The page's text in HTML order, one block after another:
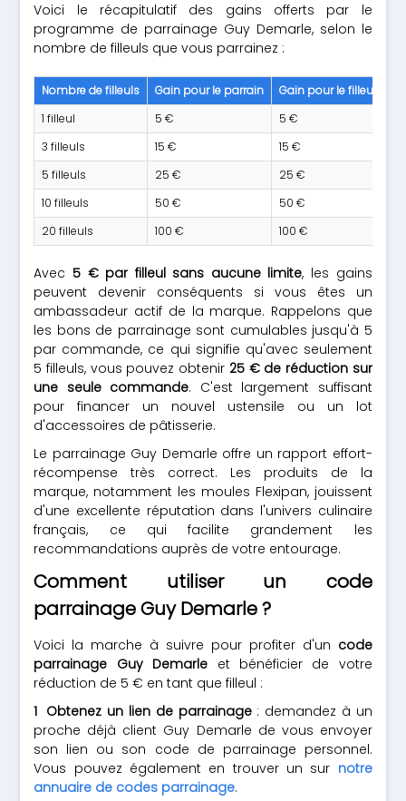
Voici le récapitulatif des gains offerts par le
programme de parrainage Guy Demarle, selon le
nombre de filleuls que vous parrainez :
Nombre de filleuls Gain pour le parrain Gain pour le filleul
1 filleul
5 € 5 €
3 filleuls
15 € 15 €
5 filleuls
25 € 25 €
10 filleuls
50 € 50 €
20 filleuls
100 € 100 €
Avec 5 € par filleul sans aucune limite, les gains
peuvent devenir conséquents si vous êtes un
ambassadeur actif de la marque. Rappelons que
les bons de parrainage sont cumulables jusqu'à 5
par commande, ce qui signifie qu'avec seulement
5 filleuls, vous pouvez obtenir 25 € de réduction sur
une seule commande. C'est largement suffisant
pour financer un nouvel ustensile ou un lot
d'accessoires de pâtisserie.
Le parrainage Guy Demarle offre un rapport effort-
récompense très correct. Les produits de la
marque, notamment les moules Flexipan, jouissent
d'une excellente réputation dans l'univers culinaire
français, ce qui facilite grandement les
recommandations auprès de votre entourage.
Comment utiliser un code
parrainage Guy Demarle ?
Voici la marche à suivre pour profiter d'un code
parrainage Guy Demarle et bénéficier de votre
réduction de 5 € en tant que filleul :
Obtenez un lien de parrainage: demandez à un
proche déjà client Guy Demarle de vous envoyer
son lien ou son code de parrainage personnel.
Vous pouvez également en trouver un sur notre
annuaire de codes parrainage.